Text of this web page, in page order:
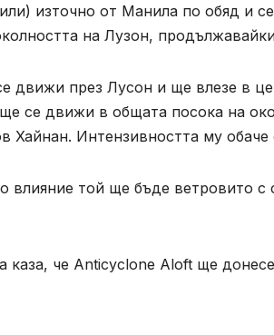
източно от Манила по обяд и
на Лузон,
движи през Лусон и ще влезе в
се движи в общата посока на
Хайнан. Интензивността му обаче
влияние той ще бъде ветровито
каза, че Anticyclone Aloft ще